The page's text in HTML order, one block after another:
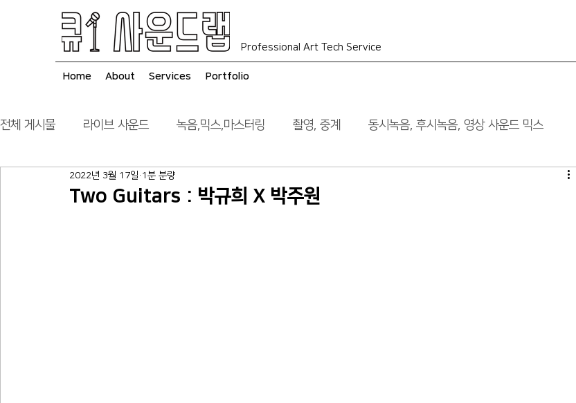
Professional Art Tech Service
Home About Services Portfolio
전체 게시물 라이브 사운드 녹음,믹스,마스터링 촬영, 중계 동시녹음, 후시녹음, 영상 사운드 믹스
음향 시스템 컨설팅 시공
Two Guitars : 박규희 X 박주원
2022년 3월 17일 1분 분량